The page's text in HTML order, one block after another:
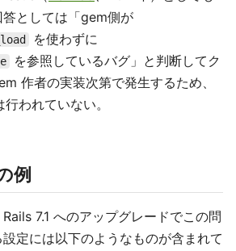
としては「gem側が
を使わずに
を参照しているバグ」と判断してク
作者の実装次第で発生するため、
われていない。
例
7.1 へのアップグレードでこの問
定には以下のようなものが含まれて